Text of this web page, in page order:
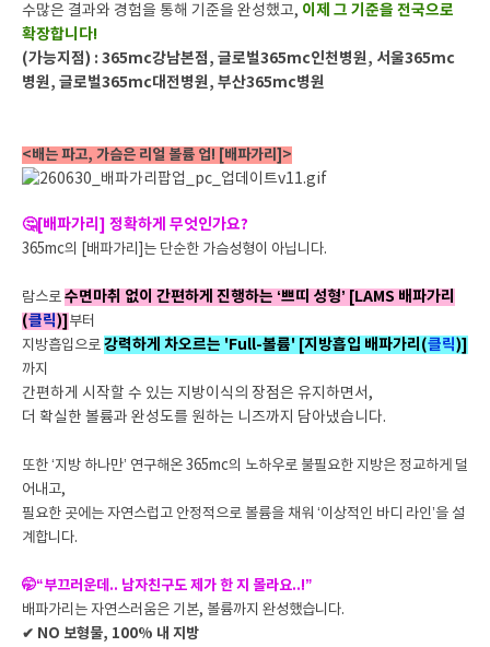
수많은 결과와 경험을 통해 기준을 완성했고, 이제 그 기준을 전국으로
확장합니다!
(가능지점) : 365mc강남본점, 글로벌365mc인천병원, 서울365mc
병원, 글로벌365mc대전병원, 부산365mc병원
<배는 파고, 가슴은 리얼 볼륨 업! [배파가리]>
🤔[배파가리] 정확하게 무엇인가요?
365mc의 [배파가리]는 단순한 가슴성형이 아닙니다.
람스로수면마취 없이 간편하게 진행하는 ‘쁘띠 성형’ [LAMS 배파가리
(클릭)] 부터
지방흡입으로강력하게 차오르는 'Full-볼륨' [지방흡입 배파가리(클릭)]
까지
간편하게 시작할 수 있는 지방이식의 장점은 유지하면서,
더 확실한 볼륨과 완성도를 원하는 니즈까지 담아냈습니다.
또한 ‘지방 하나만’ 연구해온 365mc의 노하우로 불필요한 지방은 정교하게 덜
어내고,
필요한 곳에는 자연스럽고 안정적으로 볼륨을 채워 ‘이상적인 바디 라인’을 설
계합니다.
🤭“부끄러운데.. 남자친구도 제가 한 지 몰라요..!”
배파가리는 자연스러움은 기본, 볼륨까지 완성했습니다.
✔ NO 보형물, 100% 내 지방